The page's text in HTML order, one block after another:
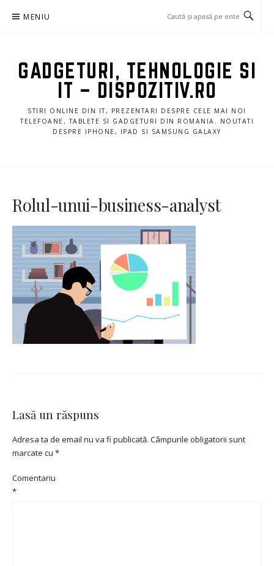
MENIU
GADGETURI, TEHNOLOGIE SI
IT – DISPOZITIV.RO
STIRI ONLINE DIN IT, PREZENTARI DESPRE CELE MAI NOI
TELEFOANE, TABLETE SI GADGETURI DIN ROMANIA. NOUTATI
DESPRE IPHONE, IPAD SI SAMSUNG GALAXY
Rolul-unui-business-analyst
Lasă un răspuns
Adresa ta de email nu va fi publicată. Câmpurile obligatorii sunt
marcate cu *
Comentariu
*